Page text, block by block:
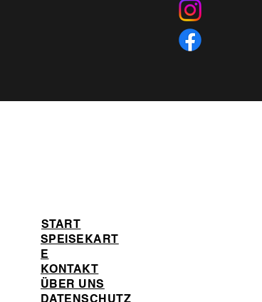
START
SPEISEKART
E
KONTAKT
ÜBER UNS
DATENSCHUTZ